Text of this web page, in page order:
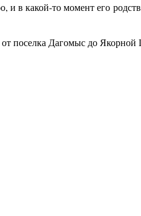
в какой-то момент его
от поселка Дагомыс до